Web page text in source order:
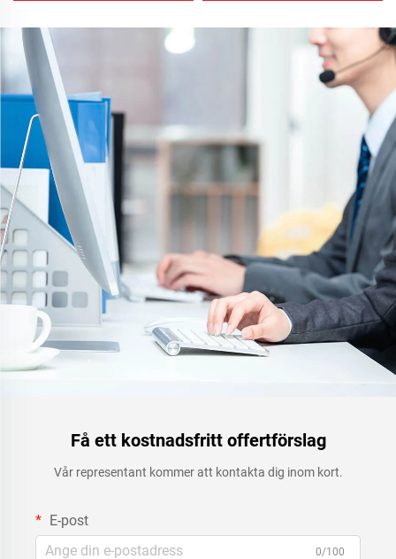
kornlagringsbehållare och
oljelagringsbehållare
Få ett kostnadsfritt offertförslag
Vår representant kommer att kontakta dig inom kort.
E-post
0/100